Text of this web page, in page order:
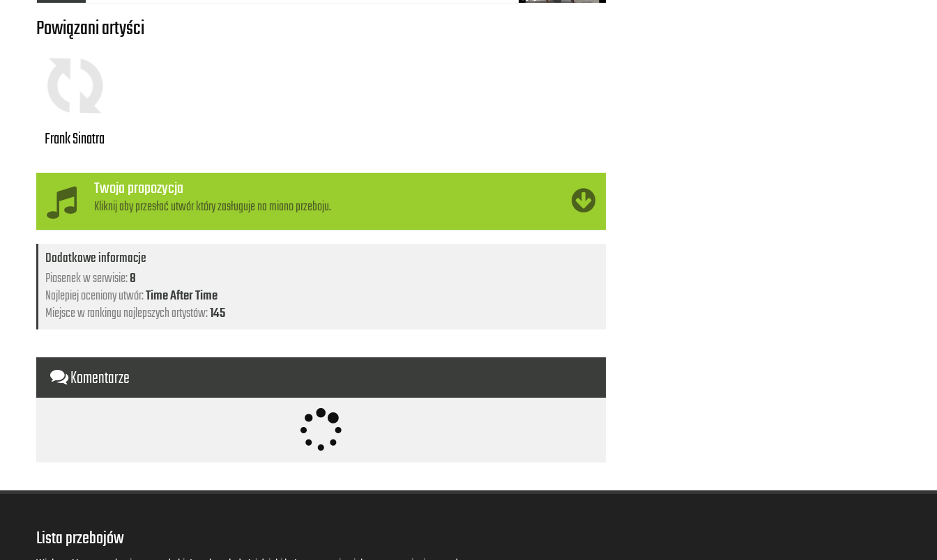
Powiązani artyści
Frank Sinatra
Twoja propozycja
Kliknij aby przesłać utwór który zasługuje na miano przeboju.
Dodatkowe informacje
Piosenek w serwisie:8
Najlepiej oceniony utwór:Time After Time
Miejsce w rankingu najlepszych artystów:145
Komentarze
Lista przebojów